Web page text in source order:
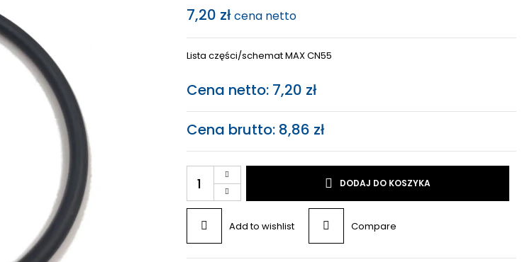
7,20 zł cena netto
Lista części/schemat MAX CN55
Cena netto: 7,20 zł
Cena brutto: 8,86 zł
DODAJ DO KOSZYKA
Add to wishlist Compare